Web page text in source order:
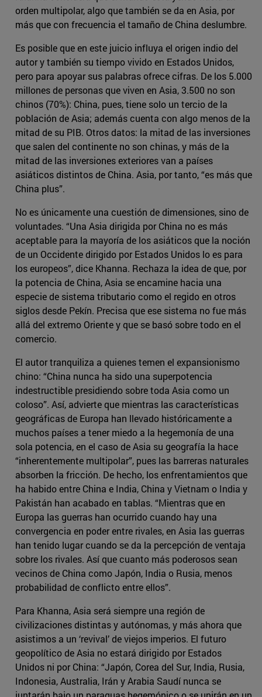
orden multipolar, algo que también se da en Asia, por
más que con frecuencia el tamaño de China deslumbre.
Es posible que en este juicio influya el origen indio del
autor y también su tiempo vivido en Estados Unidos,
pero para apoyar sus palabras ofrece cifras. De los 5.000
millones de personas que viven en Asia, 3.500 no son
chinos (70%): China, pues, tiene solo un tercio de la
población de Asia; además cuenta con algo menos de la
mitad de su PIB. Otros datos: la mitad de las inversiones
que salen del continente no son chinas, y más de la
mitad de las inversiones exteriores van a países
asiáticos distintos de China. Asia, por tanto, “es más que
China plus”.
No es únicamente una cuestión de dimensiones, sino de
voluntades. “Una Asia dirigida por China no es más
aceptable para la mayoría de los asiáticos que la noción
de un Occidente dirigido por Estados Unidos lo es para
los europeos”, dice Khanna. Rechaza la idea de que, por
la potencia de China, Asia se encamine hacia una
especie de sistema tributario como el regido en otros
siglos desde Pekín. Precisa que ese sistema no fue más
allá del extremo Oriente y que se basó sobre todo en el
comercio.
El autor tranquiliza a quienes temen el expansionismo
chino: “China nunca ha sido una superpotencia
indestructible presidiendo sobre toda Asia como un
coloso”. Así, advierte que mientras las características
geográficas de Europa han llevado históricamente a
muchos países a tener miedo a la hegemonía de una
sola potencia, en el caso de Asia su geografía la hace
“inherentemente multipolar”, pues las barreras naturales
absorben la fricción. De hecho, los enfrentamientos que
ha habido entre China e India, China y Vietnam o India y
Pakistán han acabado en tablas. “Mientras que en
Europa las guerras han ocurrido cuando hay una
convergencia en poder entre rivales, en Asia las guerras
han tenido lugar cuando se da la percepción de ventaja
sobre los rivales. Así que cuanto más poderosos sean
vecinos de China como Japón, India o Rusia, menos
probabilidad de conflicto entre ellos”.
Para Khanna, Asia será siempre una región de
civilizaciones distintas y autónomas, y más ahora que
asistimos a un ‘revival’ de viejos imperios. El futuro
geopolítico de Asia no estará dirigido por Estados
Unidos ni por China: “Japón, Corea del Sur, India, Rusia,
Indonesia, Australia, Irán y Arabia Saudí nunca se